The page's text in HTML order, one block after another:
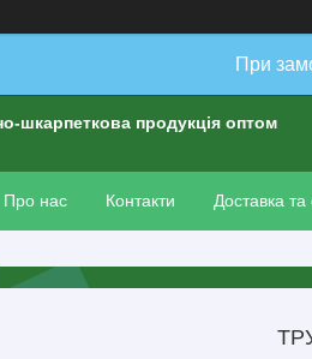
При
шкарпеткова продукція оптом
Про нас Контакти Доставка та